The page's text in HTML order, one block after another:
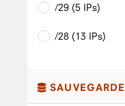
/29 (5 IPs)
/28 (13 IPs)
SAUVEGARDE